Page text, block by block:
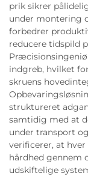
prik sikrer
under montering
forbedrer
reducere tidspild
indgreb, hvilket
skruens
struktureret
samtidig med at
under transport
verificerer, at
hårdhed gennem
udskiftelige